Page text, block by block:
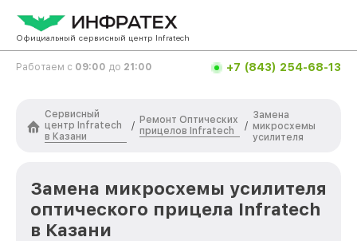
Официальный сервисный центр Infratech
Работаем с 09:00 до 21:00 +7 (843) 254-68-13
Сервисный
центр Infratech
в Казани
/
Ремонт Оптических
прицелов Infratech
/
Замена
микросхемы
усилителя
Замена микросхемы усилителя
оптического прицела Infratech
в Казани